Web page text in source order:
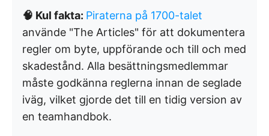
🧠 Kul fakta: Piraterna på 1700-talet
använde "The Articles" för att dokumentera
regler om byte, uppförande och till och med
skadestånd. Alla besättningsmedlemmar
måste godkänna reglerna innan de seglade
iväg, vilket gjorde det till en tidig version av
en teamhandbok.